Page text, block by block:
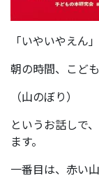
「いやいやえん」
朝の時間、こど
（山のぼり）
というお話しで
ます。
一番目は、赤い